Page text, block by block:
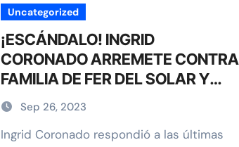
Uncategorized
¡ESCÁNDALO! INGRID
CORONADO ARREMETE CONTRA
FAMILIA DE FER DEL SOLAR Y
ENVÍA MENSAJE A SU EXSUEGRA
Sep 26, 2023
Ingrid Coronado respondió a las últimas